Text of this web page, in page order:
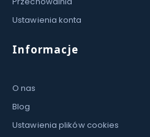
Ustawienia konta
Informacje
O nas
Blog
Ustawienia plików cookies